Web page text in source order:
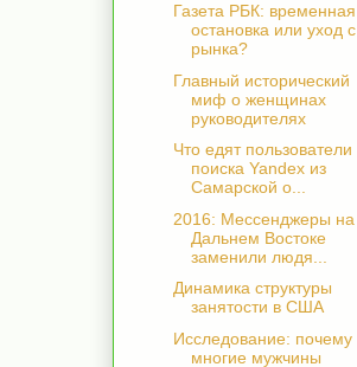
Газета РБК: временная
остановка или уход с
рынка?
Главный исторический
миф о женщинах
руководителях
Что едят пользователи
поиска Yandex из
Самарской о...
2016: Мессенджеры на
Дальнем Востоке
заменили людя...
Динамика структуры
занятости в США
Исследование: почему
многие мужчины